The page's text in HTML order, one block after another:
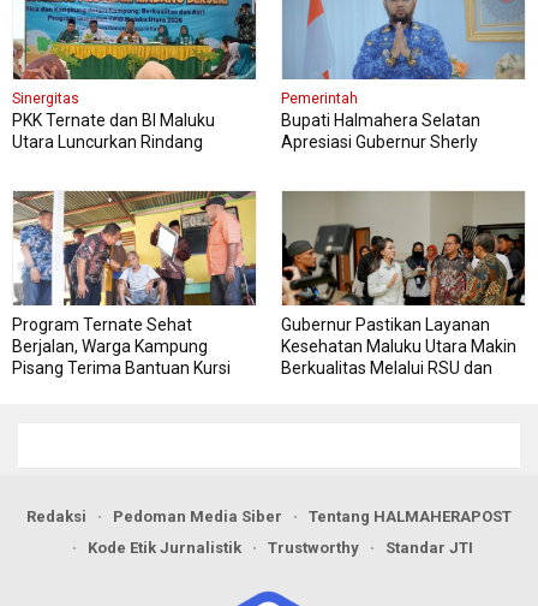
Sinergitas
PKK Ternate dan BI Maluku
Utara Luncurkan Rindang
Pemerintah
Bupati Halmahera Selatan
Apresiasi Gubernur Sherly
Program Ternate Sehat
Berjalan, Warga Kampung
Pisang Terima Bantuan Kursi
Gubernur Pastikan Layanan
Kesehatan Maluku Utara Makin
Berkualitas Melalui RSU dan
Redaksi Pedoman Media Siber
Tentang HALMAHERAPOST
Kode Etik Jurnalistik
Trustworthy Standar JTI